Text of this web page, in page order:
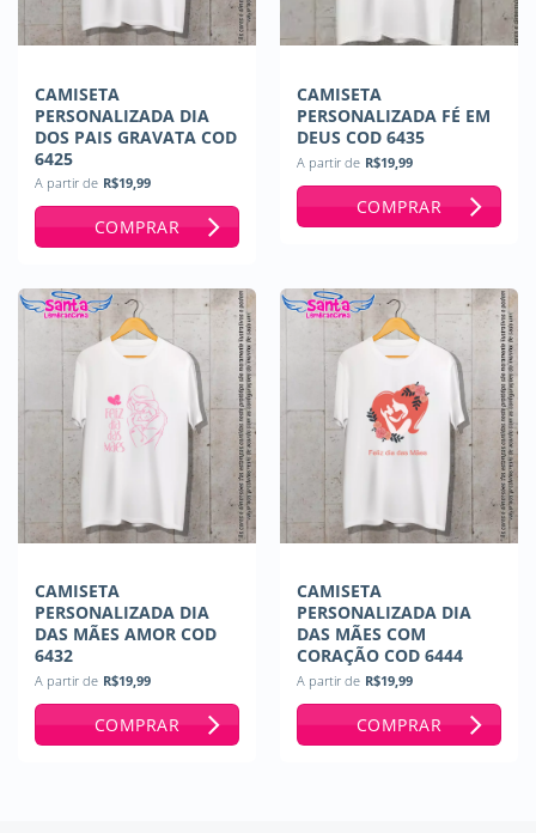
CAMISETA
PERSONALIZADA DIA
DOS PAIS GRAVATA COD
6425
A partir de R$19,99
COMPRAR
CAMISETA
PERSONALIZADA FÉ EM
DEUS COD 6435
A partir de R$19,99
COMPRAR
CAMISETA
PERSONALIZADA DIA
DAS MÃES AMOR COD
6432
A partir de R$19,99
COMPRAR
CAMISETA
PERSONALIZADA DIA
DAS MÃES COM
CORAÇÃO COD 6444
A partir de R$19,99
COMPRAR